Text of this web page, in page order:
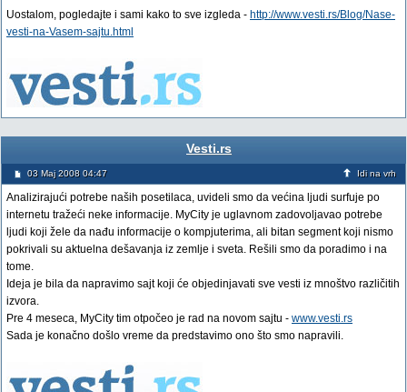
Uostalom, pogledajte i sami kako to sve izgleda - http://www.vesti.rs/Blog/Nase-
vesti-na-Vasem-sajtu.html
Vesti.rs
03 Maj 2008 04:47 Idi na vrh
Analizirajući potrebe naših posetilaca, uvideli smo da većina ljudi surfuje po
internetu tražeći neke informacije. MyCity je uglavnom zadovoljavao potrebe
ljudi koji žele da nađu informacije o kompjuterima, ali bitan segment koji nismo
pokrivali su aktuelna dešavanja iz zemlje i sveta. Rešili smo da poradimo i na
tome.
Ideja je bila da napravimo sajt koji će objedinjavati sve vesti iz mnoštvo različitih
izvora.
Pre 4 meseca, MyCity tim otpočeo je rad na novom sajtu - www.vesti.rs
Sada je konačno došlo vreme da predstavimo ono što smo napravili.